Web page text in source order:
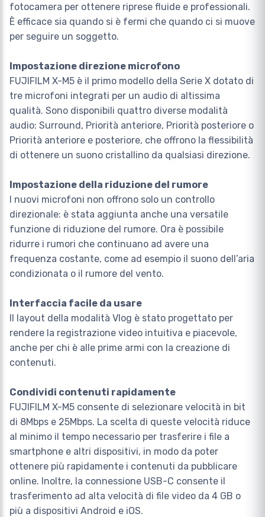
fotocamera per ottenere riprese fluide e professionali.
È efficace sia quando si è fermi che quando ci si muove
per seguire un soggetto.
Impostazione direzione microfono
FUJIFILM X-M5 è il primo modello della Serie X dotato di
tre microfoni integrati per un audio di altissima
qualità. Sono disponibili quattro diverse modalità
audio: Surround, Priorità anteriore, Priorità posteriore o
Priorità anteriore e posteriore, che offrono la flessibilità
di ottenere un suono cristallino da qualsiasi direzione.
Impostazione della riduzione del rumore
I nuovi microfoni non offrono solo un controllo
direzionale: è stata aggiunta anche una versatile
funzione di riduzione del rumore. Ora è possibile
ridurre i rumori che continuano ad avere una
frequenza costante, come ad esempio il suono dell’aria
condizionata o il rumore del vento.
Interfaccia facile da usare
Il layout della modalità Vlog è stato progettato per
rendere la registrazione video intuitiva e piacevole,
anche per chi è alle prime armi con la creazione di
contenuti.
Condividi contenuti rapidamente
FUJIFILM X-M5 consente di selezionare velocità in bit
di 8Mbps e 25Mbps. La scelta di queste velocità riduce
al minimo il tempo necessario per trasferire i file a
smartphone e altri dispositivi, in modo da poter
ottenere più rapidamente i contenuti da pubblicare
online. Inoltre, la connessione USB-C consente il
trasferimento ad alta velocità di file video da 4 GB o
più a dispositivi Android e iOS.